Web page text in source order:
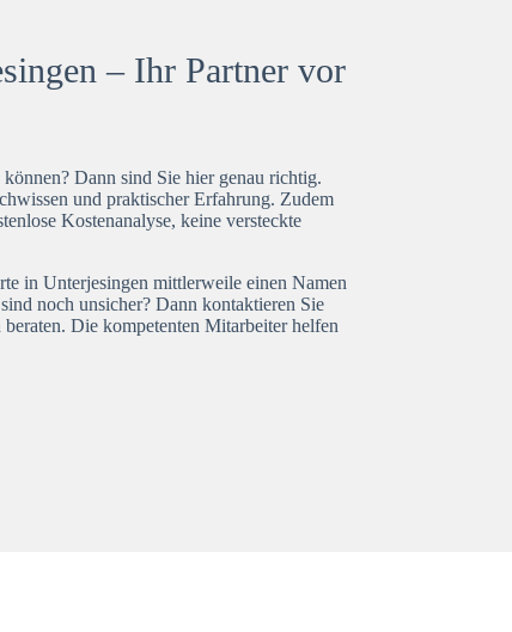
– Ihr Partner vor
Dann sind Sie hier genau richtig.
und praktischer Erfahrung. Zudem
Kostenanalyse, keine versteckte
in Unterjesingen mittlerweile einen Namen
noch unsicher? Dann kontaktieren Sie
Die kompetenten Mitarbeiter helfen